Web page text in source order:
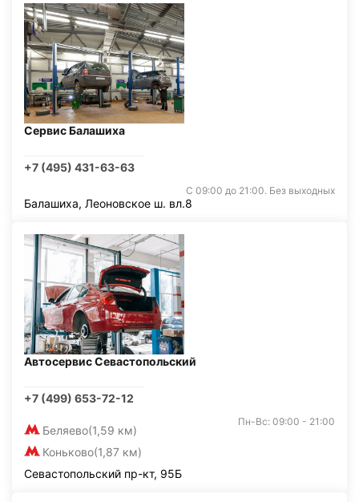
Сервис Балашиха
+7 (495) 431-63-63
С 09:00 до 21:00. Без выходных
Балашиха, Леоновское ш. вл.8
Автосервис Севастопольский
+7 (499) 653-72-12
Беляево(1,59 км)
Коньково(1,87 км)
Пн-Вс: 09:00 - 21:00
Севастопольский пр-кт, 95Б